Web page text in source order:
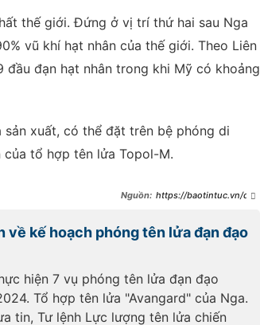
thế giới. Đứng ở vị trí thứ hai sau Nga
vũ khí hạt nhân của thế giới. Theo Liên
đạn hạt nhân trong khi Mỹ có khoảng
xuất, có thể đặt trên bệ phóng di
tổ hợp tên lửa Topol-M.
https://baotintuc.vn/qua
do-moskva-
20231217194241096.htm
kế hoạch phóng tên lửa đạn đạo
hiện 7 vụ phóng tên lửa đạn đạo
Tổ hợp tên lửa "Avangard" của Nga.
tin, Tư lệnh Lực lượng tên lửa chiến